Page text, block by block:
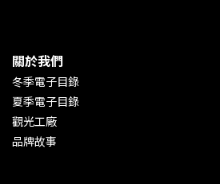
關於我們
冬季電子目錄
夏季電子目錄
觀光工廠
品牌故事